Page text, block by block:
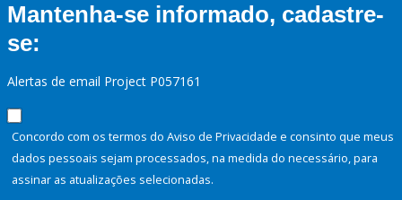
Mantenha-se informado, cadastre-
se:
Alertas de email Project P057161
Concordo com os termos do Aviso de Privacidade e consinto que meus
dados pessoais sejam processados, na medida do necessário, para
assinar as atualizações selecionadas.